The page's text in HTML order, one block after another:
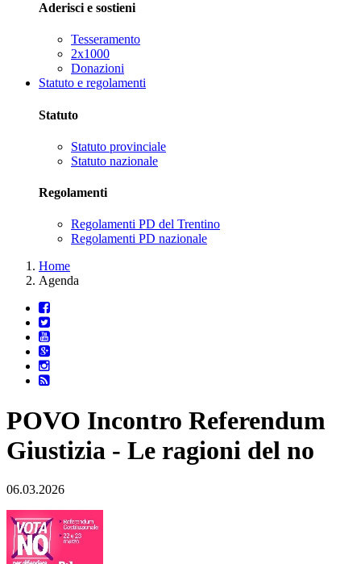
Aderisci e sostieni
Tesseramento
2x1000
Donazioni
Statuto e regolamenti
Statuto
Statuto provinciale
Statuto nazionale
Regolamenti
Regolamenti PD del Trentino
Regolamenti PD nazionale
Home
Agenda
POVO Incontro Referendum
Giustizia - Le ragioni del no
06.03.2026